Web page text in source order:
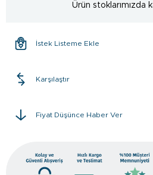
Ürün stoklarımızda
İstek Listeme Ekle
Karşılaştır
Fiyat Düşünce Haber Ver